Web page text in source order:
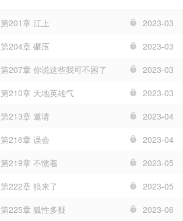
第201章 江上 2023-03
第204章 碾压 2023-03
第207章 你说这些我可不困了 2023-03
第210章 天地英雄气 2023-03
第213章 邀请 2023-04
第216章 误会 2023-04
第219章 不惯着 2023-05
第222章 狼来了 2023-05
第225章 狐性多疑 2023-06